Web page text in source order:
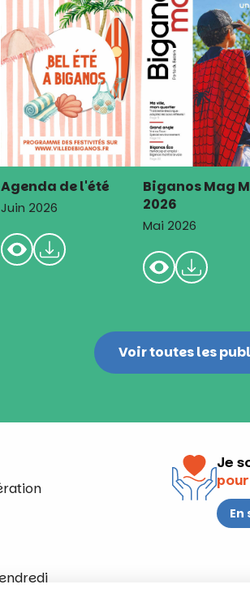
Agenda de l'été
Juin 2026
Biganos Mag
2026
Mai 2026
Voir toutes les
Je
En